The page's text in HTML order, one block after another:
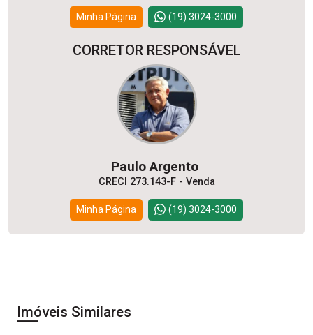
Minha Página (19) 3024-3000
CORRETOR RESPONSÁVEL
Paulo Argento
CRECI 273.143-F - Venda
Minha Página (19) 3024-3000
Imóveis Similares